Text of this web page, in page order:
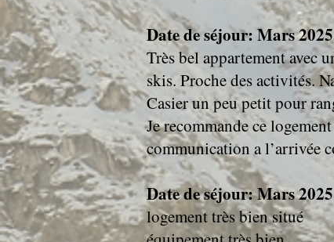
Date de séjour: Mars
Très bel appartement avec
skis. Proche des activités.
Casier un peu petit pour
Je recommande ce
communication a l’arrivée
Date de séjour: Mars
logement très bien situé